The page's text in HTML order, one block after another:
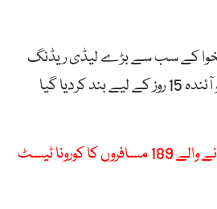
کے سب سے بڑے لیڈی ریڈنگ
اسپتال کے گائنی وارڈ کو آئندہ 15 روز کے لیے بند کردیا گیا
پشاور: بیرون ملک سے آنے والے 189 مسافروں کا کورونا ٹیسٹ